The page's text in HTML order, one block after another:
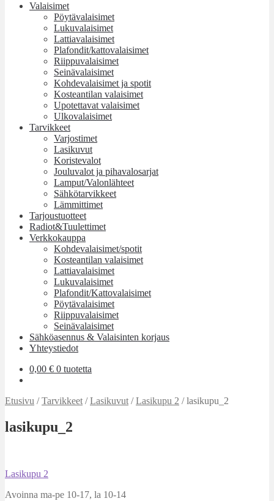
Valaisimet
Pöytävalaisimet
Lukuvalaisimet
Lattiavalaisimet
Plafondit/kattovalaisimet
Riippuvalaisimet
Seinävalaisimet
Kohdevalaisimet ja spotit
Kosteantilan valaisimet
Upotettavat valaisimet
Ulkovalaisimet
Tarvikkeet
Varjostimet
Lasikuvut
Koristevalot
Jouluvalot ja pihavalosarjat
Lamput/Valonlähteet
Sähkötarvikkeet
Lämmittimet
Tarjoustuotteet
Radiot&Tuulettimet
Verkkokauppa
Kohdevalaisimet/spotit
Kosteantilan valaisimet
Lattiavalaisimet
Lukuvalaisimet
Plafondit/Kattovalaisimet
Pöytävalaisimet
Riippuvalaisimet
Seinävalaisimet
Sähköasennus & Valaisinten korjaus
Yhteystiedot
0,00 € 0 tuotetta
Etusivu /Tarvikkeet /Lasikuvut /Lasikupu 2 /lasikupu_2
lasikupu_2
Artikkelien
selaus
Edellinen
Lasikupu 2
Avoinna ma-pe 10-17, la 10-14